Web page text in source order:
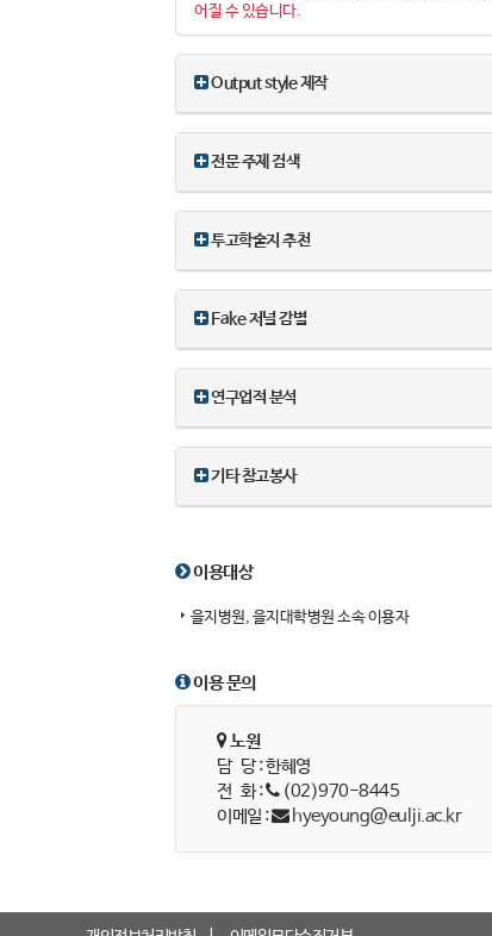
어질 수 있습니다.
Output style 제작
전문 주제 검색
투고학술지 추천
Fake 저널 감별
연구업적 분석
기타 참고봉사
이용대상
을지병원, 을지대학병원 소속 이용자
이용 문의
노원
담 당 : 한혜영
전 화 :
(02)970-8445
이메일 :
hyeyoung@eulji.ac.kr